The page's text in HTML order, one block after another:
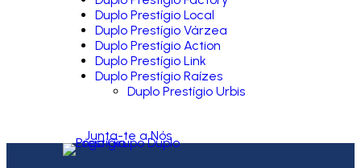
Duplo Prestígio Local
Duplo Prestígio Várzea
Duplo Prestígio Action
Duplo Prestígio Link
Duplo Prestígio Raízes
Duplo Prestígio Urbis
Junta-te a Nós